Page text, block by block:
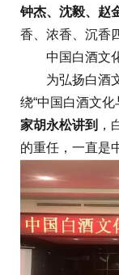
钟杰、沈毅、赵
香、浓香、沉香
中国白酒文化
为弘扬白酒文
绕“中国白酒文化
家胡永松讲到 ，
的重任，一直是